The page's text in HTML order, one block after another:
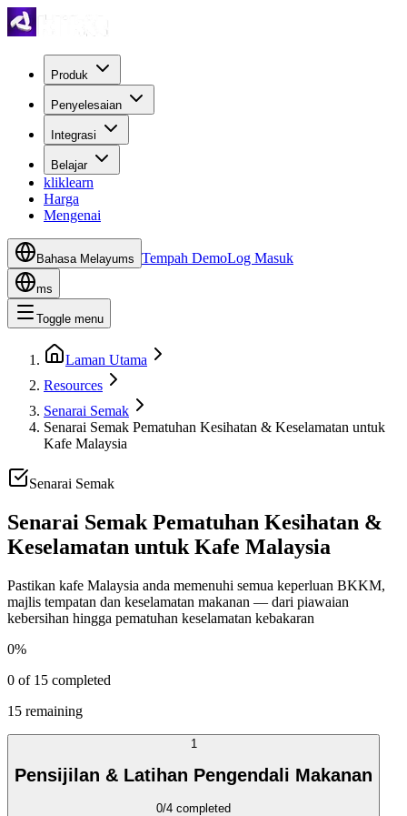
Produk
Penyelesaian
Integrasi
Belajar
kliklearn
Harga
Mengenai
Bahasa Melayums Tempah DemoLog Masuk
ms
Toggle menu
Laman Utama
Resources
Senarai Semak
Senarai Semak Pematuhan Kesihatan & Keselamatan untuk
Kafe Malaysia
Senarai Semak
Senarai Semak Pematuhan Kesihatan &
Keselamatan untuk Kafe Malaysia
Pastikan kafe Malaysia anda memenuhi semua keperluan BKKM,
majlis tempatan dan keselamatan makanan — dari piawaian
kebersihan hingga pematuhan keselamatan kebakaran
0%
0 of 15 completed
15 remaining
1
Pensijilan & Latihan Pengendali Makanan
0/4 completed